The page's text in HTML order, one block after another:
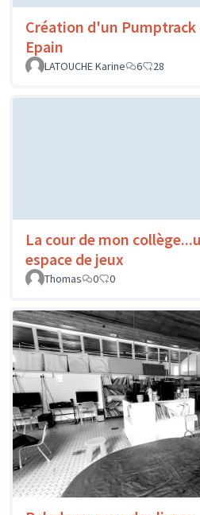
Création d'un Pumptrack
Epain
LATOUCHE Karine
6 28
La cour de mon
espace de jeux
Thomas
0 0